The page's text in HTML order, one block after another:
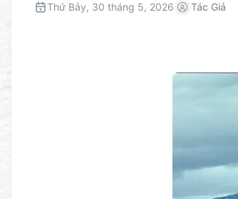
Thứ Bảy, 30 tháng 5, 2026 Tác Giả